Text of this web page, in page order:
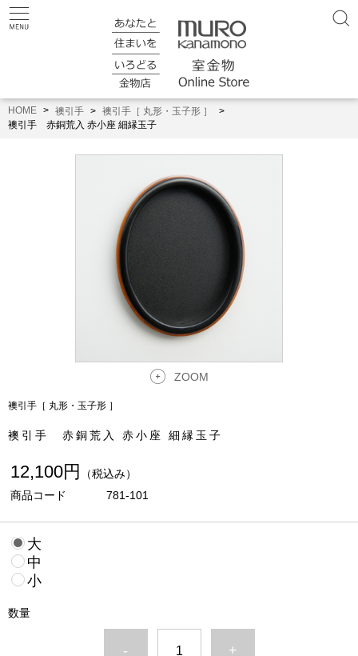
HOME 襖引手
襖引手［ 丸形・玉子形 ］
襖引手 赤銅荒入 赤小座 細縁玉子
ZOOM
襖引手［ 丸形・玉子形 ］
襖引手 赤銅荒入 赤小座 細縁玉子
12,100円
（税込み）
商品コード
781-101
大
中
小
数量
- +